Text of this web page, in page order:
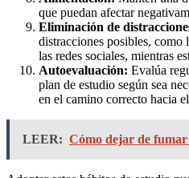
que puedan afectar
Eliminación de
distracciones posibles,
las redes sociales, mientras
Autoevaluación: Evalúa
plan de estudio según sea
en el camino correcto hacia
LEER: Cómo dejar de